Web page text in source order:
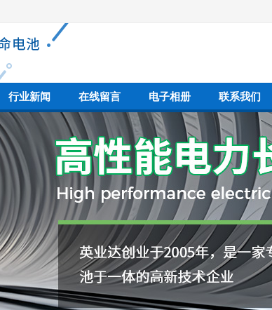
行业新闻 在线留言 电子相册 联系我们